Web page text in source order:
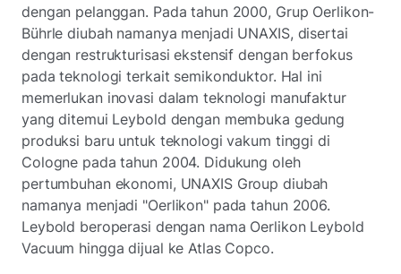
dengan pelanggan. Pada tahun 2000, Grup Oerlikon-
Bührle diubah namanya menjadi UNAXIS, disertai
dengan restrukturisasi ekstensif dengan berfokus
pada teknologi terkait semikonduktor. Hal ini
memerlukan inovasi dalam teknologi manufaktur
yang ditemui Leybold dengan membuka gedung
produksi baru untuk teknologi vakum tinggi di
Cologne pada tahun 2004. Didukung oleh
pertumbuhan ekonomi, UNAXIS Group diubah
namanya menjadi "Oerlikon" pada tahun 2006.
Leybold beroperasi dengan nama Oerlikon Leybold
Vacuum hingga dijual ke Atlas Copco.